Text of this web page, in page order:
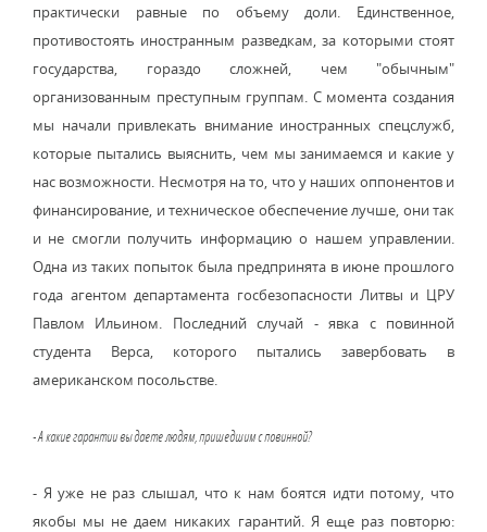
практически равные по объему доли. Единственное,
противостоять иностранным разведкам, за которыми стоят
государства, гораздо сложней, чем "обычным"
организованным преступным группам. С момента создания
мы начали привлекать внимание иностранных спецслужб,
которые пытались выяснить, чем мы занимаемся и какие у
нас возможности. Несмотря на то, что у наших оппонентов и
финансирование, и техническое обеспечение лучше, они так
и не смогли получить информацию о нашем управлении.
Одна из таких попыток была предпринята в июне прошлого
года агентом департамента госбезопасности Литвы и ЦРУ
Павлом Ильином. Последний случай - явка с повинной
студента Верса, которого пытались завербовать в
американском посольстве.
- А какие гарантии вы даете людям, пришедшим с повинной?
- Я уже не раз слышал, что к нам боятся идти потому, что
якобы мы не даем никаких гарантий. Я еще раз повторю: